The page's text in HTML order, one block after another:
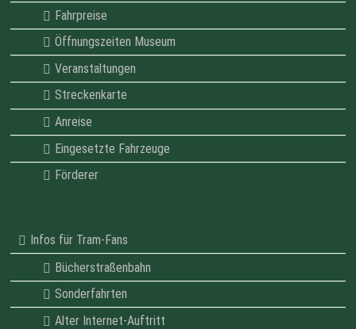
Fahrpreise
Öffnungszeiten Museum
Veranstaltungen
Streckenkarte
Anreise
Eingesetzte Fahrzeuge
Förderer
Infos für Tram-Fans
Bücherstraßenbahn
Sonderfahrten
Alter Internet-Auftritt